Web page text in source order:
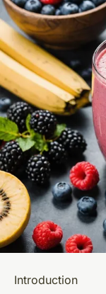
Introduction